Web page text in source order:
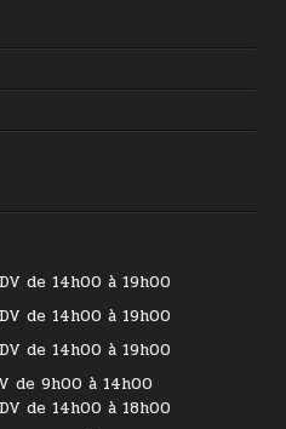
de 14h00 à 19h00
de 14h00 à 19h00
de 14h00 à 19h00
de 9h00 à 14h00
de 14h00 à 18h00